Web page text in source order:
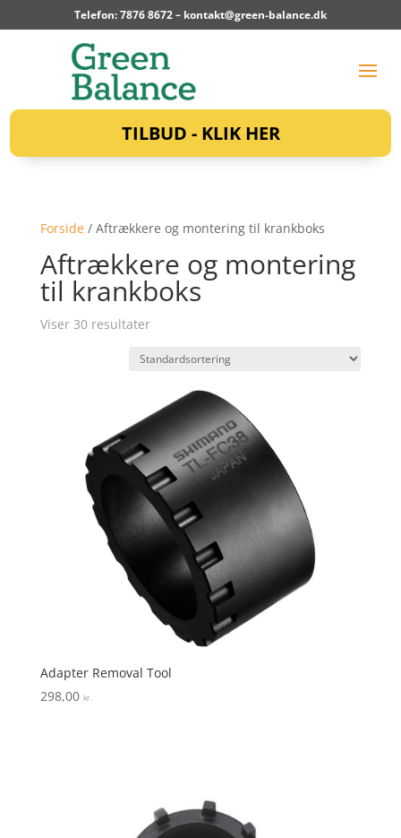
Telefon: 7876 8672 – kontakt@green-balance.dk
TILBUD - KLIK HER
Forside/ Aftrækkere og montering til krankboks
Aftrækkere og montering
til krankboks
Viser 30 resultater
Adapter Removal Tool
298,00 kr.